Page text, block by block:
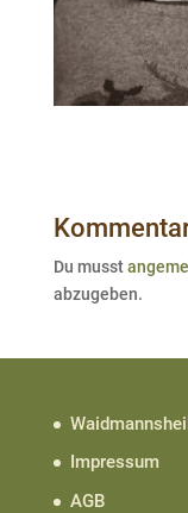
Du musst
abzugeben.
Waidmannsheil
Impressum
AGB